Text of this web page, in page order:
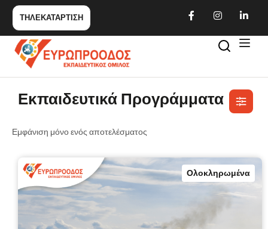
ΤΗΛΕΚΑΤΑΡΤΙΣΗ
Εκπαιδευτικά Προγράμματα
Εμφάνιση μόνο ενός αποτελέσματος
Ολοκληρωμένα